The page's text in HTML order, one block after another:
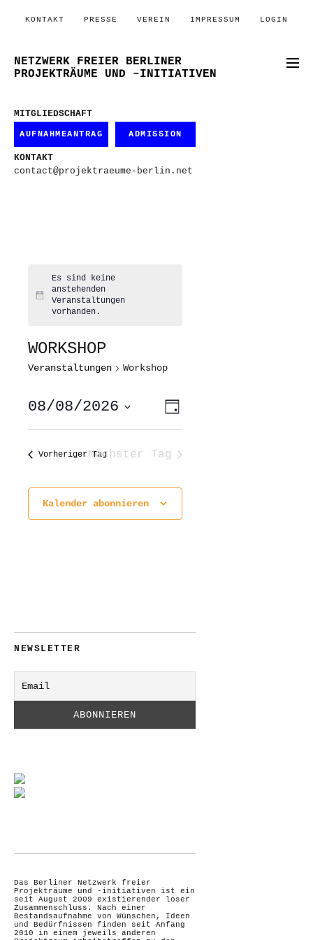
KONTAKT PRESSE VEREIN IMPRESSUM LOGIN
NETZWERK FREIER BERLINER
PROJEKTRÄUME UND –INITIATIVEN
MITGLIEDSCHAFT
AUFNAHMEANTRAG ADMISSION
KONTAKT
contact@projektraeume-berlin.net
Hinweis
Es sind keine
anstehenden
Veranstaltungen
vorhanden.
WORKSHOP
Veranstaltungen Workshop
ANSICHTEN-
NAVIGATION
VERANSTALTUNG
ANSICHTEN-
Tag
08/08/2026
wählen.
Vorheriger TagNächster Tag
Kalender abonnieren
NEWSLETTER
Das Berliner Netzwerk freier
Projekträume und -initiativen ist ein
seit August 2009 existierender loser
Zusammenschluss. Nach einer
Bestandsaufnahme von Wünschen, Ideen
und Bedürfnissen finden seit Anfang
2010 in einem jeweils anderen